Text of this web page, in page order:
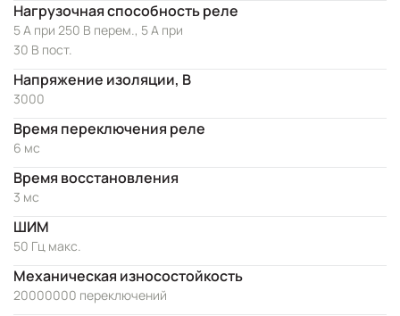
Нагрузочная способность реле
5 А при 250 В перем., 5 А при
30 В пост.
Напряжение изоляции, В
3000
Время переключения реле
6 мс
Время восстановления
3 мс
ШИМ
50 Гц макс.
Механическая износостойкость
20000000 переключений